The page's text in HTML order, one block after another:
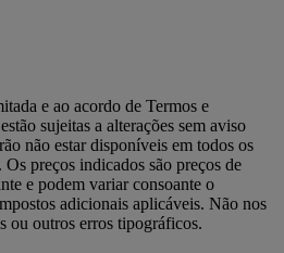
e ao acordo de Termos e
sujeitas a alterações sem aviso
não estar disponíveis em todos os
preços indicados são preços de
e podem variar consoante o
adicionais aplicáveis. Não nos
ou outros erros tipográficos.